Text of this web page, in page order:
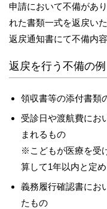
申請において不備があ
れた書類一式を返戻いた
返戻通知書にて不備内
返戻を行う不備の例
領収書等の添付書類
受診日や渡航費にお
まれるもの
※こどもが医療を受
算して1年以内と定め
義務履行確認書にお
たもの